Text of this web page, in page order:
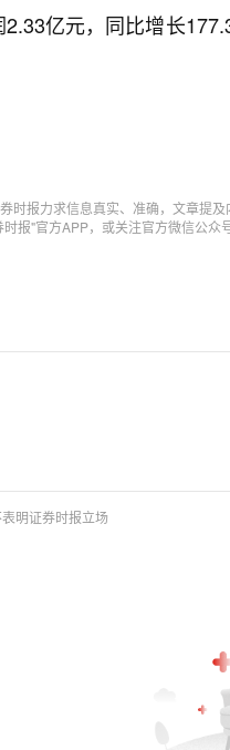
亿元，同比增长
时报力求信息真实、准确，文章提
时报"官方APP，或关注官方微信公
明证券时报立场